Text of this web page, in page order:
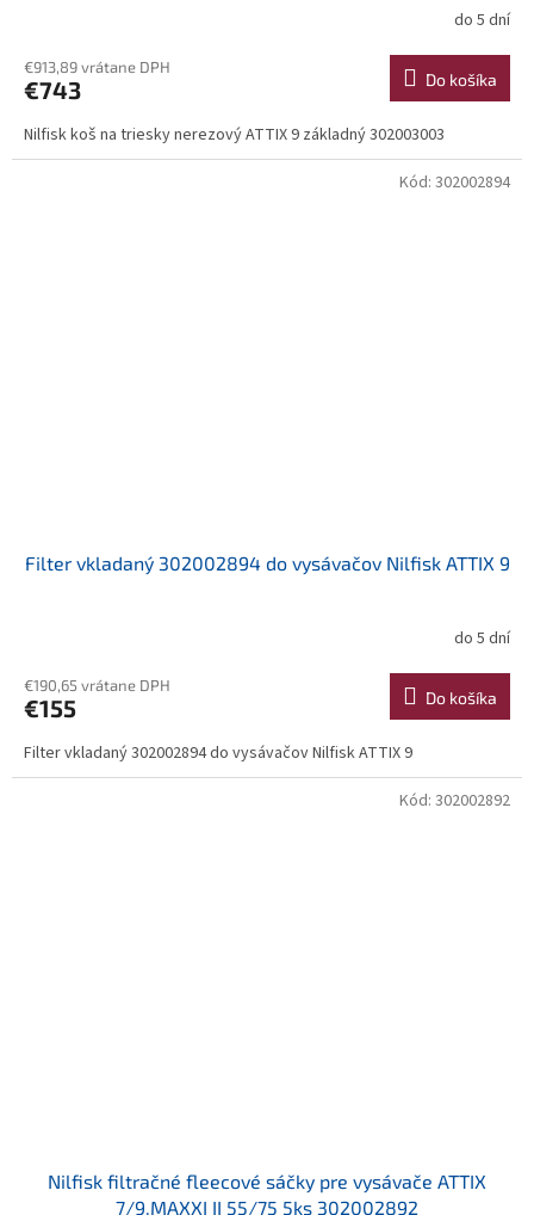
do 5 dní
€913,89 vrátane DPH
€743 Do košíka
Nilfisk koš na triesky nerezový ATTIX 9 základný 302003003
Filter vkladaný 302002894 do vysávačov Nilfisk ATTIX 9
do 5 dní
€190,65 vrátane DPH
€155 Do košíka
Filter vkladaný 302002894 do vysávačov Nilfisk ATTIX 9
Kód: 302002894
Nilfisk filtračné fleecové sáčky pre vysávače ATTIX
7/9,MAXXI II 55/75 5ks 302002892
Kód: 302002892